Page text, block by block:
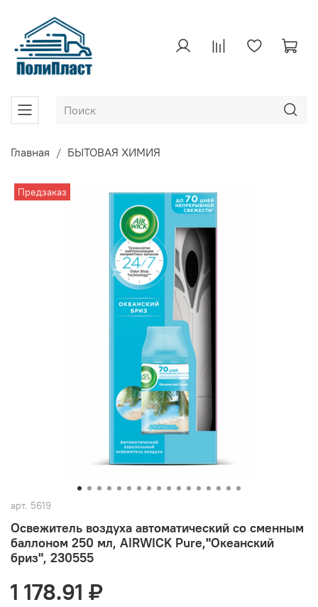
Главная БЫТОВАЯ ХИМИЯ
Предзаказ
арт. 5619
Освежитель воздуха автоматический со сменным
баллоном 250 мл, AIRWICK Pure,"Океанский
бриз", 230555
1 178.91 ₽